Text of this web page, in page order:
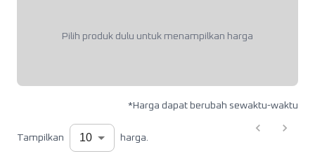
Pilih produk dulu untuk menampilkan harga
*Harga dapat berubah sewaktu-waktu
Tampilkan 10 harga.